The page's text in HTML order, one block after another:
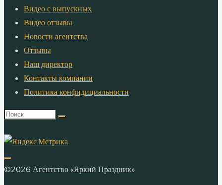
Видео с выпускных
Видео отзывы
Новости агентства
Отзывы
Наш директор
Контакты компании
Политика конфидициальности
Что
©2026 Агентство «Яркий Праздник»